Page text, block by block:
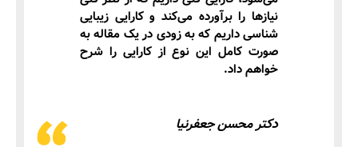
نیازها را برآورده می‌کند و کارایی زیبایی
شناسی داریم که به زودی در یک مقاله به
صورت کامل این نوع از کارایی را شرح
خواهم داد.
دکتر محسن جعفرنیا